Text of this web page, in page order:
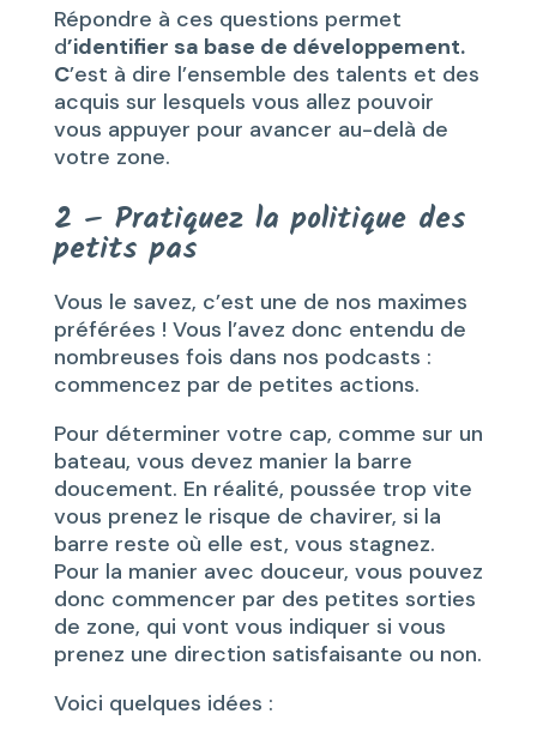
Répondre à ces questions permet
d’identifier sa base de développement.
C’est à dire l’ensemble des talents et des
acquis sur lesquels vous allez pouvoir
vous appuyer pour avancer au-delà de
votre zone.
2 – Pratiquez la politique des
petits pas
Vous le savez, c’est une de nos maximes
préférées ! Vous l’avez donc entendu de
nombreuses fois dans nos podcasts :
commencez par de petites actions.
Pour déterminer votre cap, comme sur un
bateau, vous devez manier la barre
doucement. En réalité, poussée trop vite
vous prenez le risque de chavirer, si la
barre reste où elle est, vous stagnez.
Pour la manier avec douceur, vous pouvez
donc commencer par des petites sorties
de zone, qui vont vous indiquer si vous
prenez une direction satisfaisante ou non.
Voici quelques idées :